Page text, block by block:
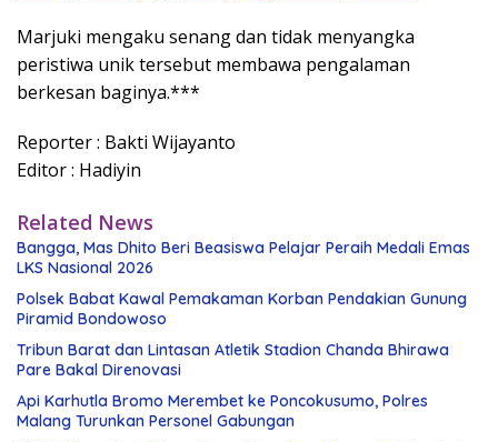
Marjuki mengaku senang dan tidak menyangka
peristiwa unik tersebut membawa pengalaman
berkesan baginya.***
Reporter : Bakti Wijayanto
Editor : Hadiyin
Related News
Bangga, Mas Dhito Beri Beasiswa Pelajar Peraih Medali Emas
LKS Nasional 2026
Polsek Babat Kawal Pemakaman Korban Pendakian Gunung
Piramid Bondowoso
Tribun Barat dan Lintasan Atletik Stadion Chanda Bhirawa
Pare Bakal Direnovasi
Api Karhutla Bromo Merembet ke Poncokusumo, Polres
Malang Turunkan Personel Gabungan